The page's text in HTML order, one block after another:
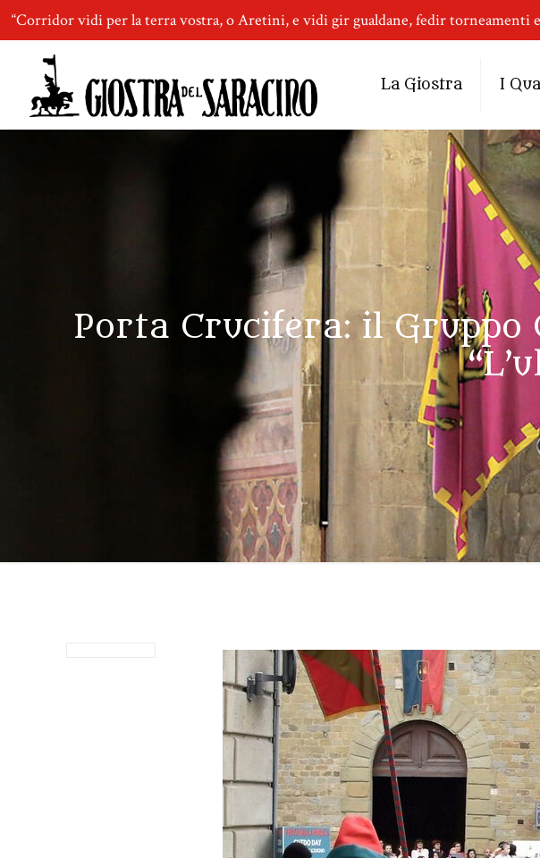
“Corridor vidi per la terra vostra, o Aretini, e vidi gir gualdane, fedir torneamenti
La Giostra I
Porta Crucifera: il Gruppo